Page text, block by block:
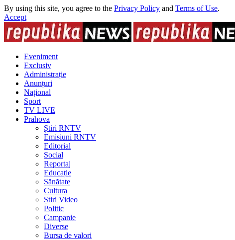
By using this site, you agree to the Privacy Policy and Terms of Use.
Accept
Eveniment
Exclusiv
Administrație
Anunțuri
Național
Sport
TV LIVE
Prahova
Știri RNTV
Emisiuni RNTV
Editorial
Social
Reportaj
Educație
Sănătate
Cultura
Știri Video
Politic
Campanie
Diverse
Bursa de valori